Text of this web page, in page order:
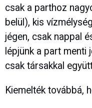
csak a parthoz
belül), kis
jégen, csak nappal
lépjünk a part
csak társakkal
Kiemelték továbbá,